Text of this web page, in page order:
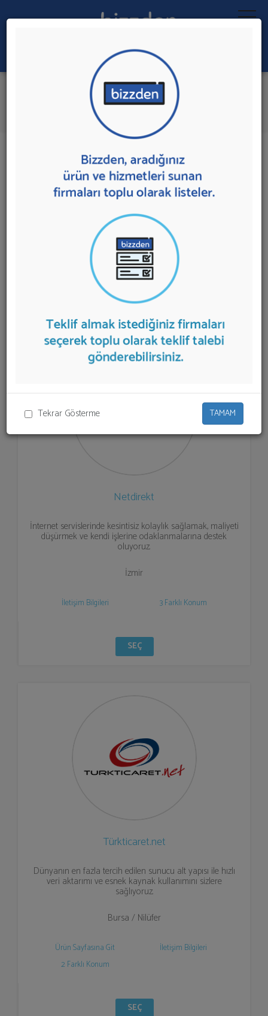
Tekrar Gösterme TAMAM
Ara:
Sunucu Hizmeti
İlk 5 Firmadan Teklif İste
20 sonuç bulundu.
Sunucu Hizmetisunan firmalar aşağıda
listelenmektedir.
Sunucu Hizmeti
teklifi almak için
listeden seçim yapıp ya da "İlk 5 Firmadan Teklif İste"
kısmından toplu olarak teklif talebinizi firmalara
aktarabilirsiniz.
Netdirekt
İnternet servislerinde kesintisiz kolaylık sağlamak, maliyeti
düşürmek ve kendi işlerine odaklanmalarına destek
oluyoruz.
İzmir
İletişim Bilgileri 3 Farklı Konum
SEÇ
Türkticaret.net
Dünyanın en fazla tercih edilen sunucu alt yapısı ile hızlı
veri aktarımı ve esnek kaynak kullanımını sizlere
sağlıyoruz.
Bursa / Nilüfer
Ürün Sayfasına Git
İletişim Bilgileri
2 Farklı Konum
SEÇ